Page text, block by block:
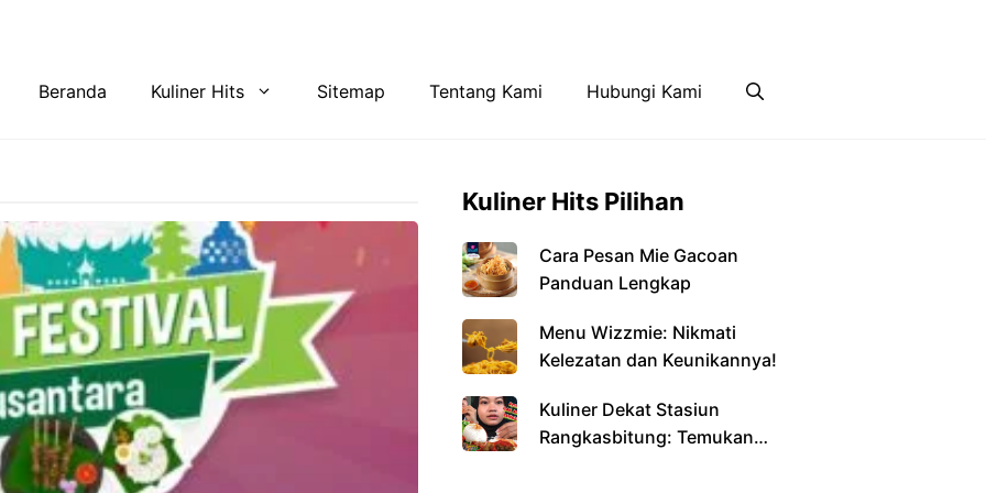
Beranda Kuliner Hits Sitemap Tentang Kami Hubungi Kami
Kuliner Hits Pilihan
Cara Pesan Mie Gacoan
Panduan Lengkap
Menu Wizzmie: Nikmati
Kelezatan dan Keunikannya!
Kuliner Dekat Stasiun
Rangkasbitung: Temukan